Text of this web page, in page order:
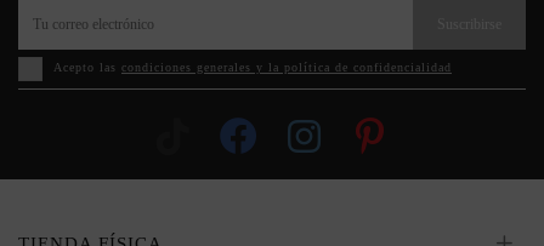
Acepto las condiciones generales y la política de confidencialidad